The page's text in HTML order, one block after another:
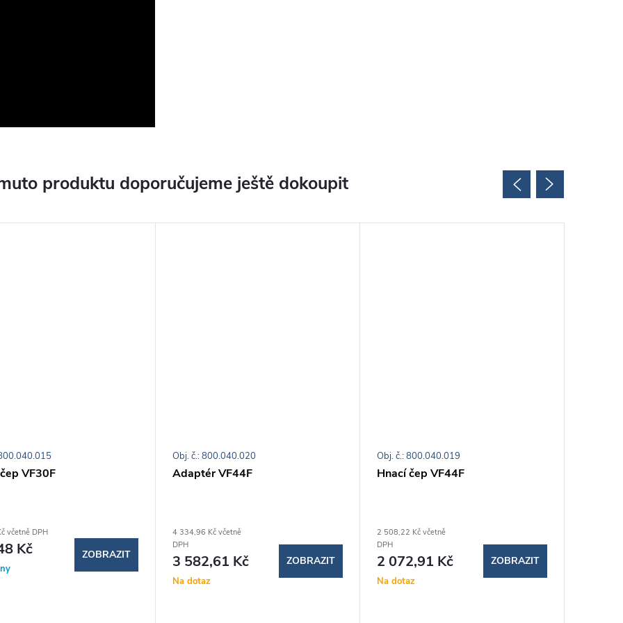
produktu doporučujeme ještě dokoupit
VF30F
včetně DPH
Kč ZOBRAZIT
Adaptér VF44F
4 334,96 Kč včetně
DPH
3 582,61 Kč
Na dotaz
ZOBRAZIT
Obj. č.: 800.040.020
Hnací čep VF44F
2 508,22 Kč včetně
DPH
2 072,91 Kč
Na dotaz
ZOBRAZIT
Obj. č.: 800.040.019